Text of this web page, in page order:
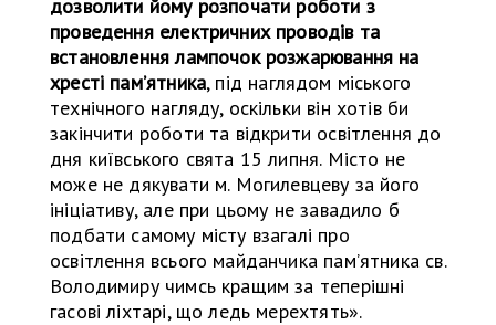
дозволити йому розпочати роботи з
проведення електричних проводів та
встановлення лампочок розжарювання на
хресті памʼятника, під наглядом міського
технічного нагляду, оскільки він хотів би
закінчити роботи та відкрити освітлення до
дня київського свята 15 липня. Місто не
може не дякувати м. Могилевцеву за його
ініціативу, але при цьому не завадило б
подбати самому місту взагалі про
освітлення всього майданчика памʼятника св.
Володимиру чимсь кращим за теперішні
гасові ліхтарі, що ледь мерехтять».